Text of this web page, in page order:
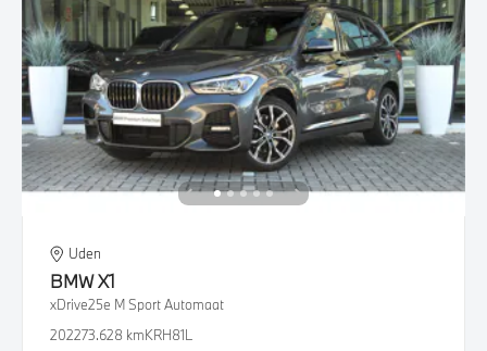
Uden
BMWX1
xDrive25e M Sport Automaat
202273.628 kmKRH81L